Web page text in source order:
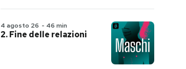
4 agosto 26 - 46 min
2. Fine delle relazioni